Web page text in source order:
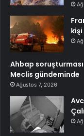
Ahbap
Meclis gündeminde
Ağustos 7, 2026